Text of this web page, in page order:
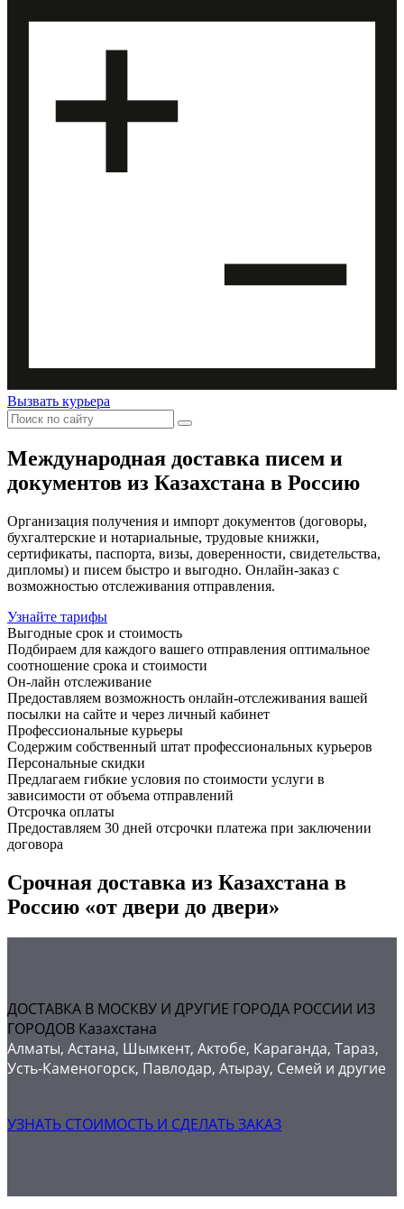
Вызвать курьера
Международная доставка писем и
документов из Казахстана в Россию
Организация получения и импорт документов (договоры,
бухгалтерские и нотариальные, трудовые книжки,
сертификаты, паспорта, визы, доверенности, свидетельства,
дипломы) и писем быстро и выгодно. Онлайн-заказ с
возможностью отслеживания отправления.
Узнайте тарифы
Выгодные срок и стоимость
Подбираем для каждого вашего отправления оптимальное
соотношение срока и стоимости
Он-лайн отслеживание
Предоставляем возможность онлайн-отслеживания вашей
посылки на сайте и через личный кабинет
Профессиональные курьеры
Содержим собственный штат профессиональных курьеров
Персональные скидки
Предлагаем гибкие условия по стоимости услуги в
зависимости от объема отправлений
Отсрочка оплаты
Предоставляем 30 дней отсрочки платежа при заключении
договора
Срочная доставка из Казахстана в
Россию «от двери до двери»
ДОСТАВКА В МОСКВУ И ДРУГИЕ ГОРОДА РОССИИ ИЗ
ГОРОДОВ Казахстана
Алматы, Астана, Шымкент, Актобе, Караганда, Тараз,
Усть-Каменогорск, Павлодар, Атырау, Семей и другие
УЗНАТЬ СТОИМОСТЬ И СДЕЛАТЬ ЗАКАЗ